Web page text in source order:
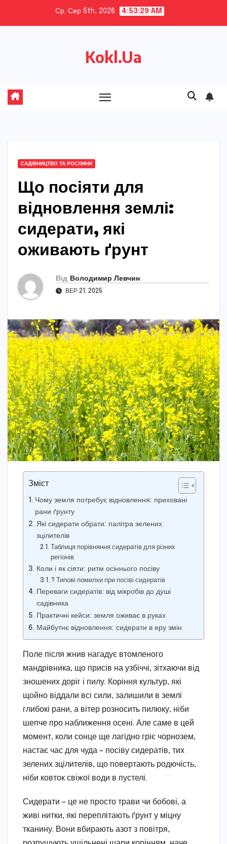
Ср. Сер 5th, 2026 4:53:30 AM
Kokl.Ua
САДІВНИЦТВО ТА РОСЛИНИ
Що посіяти для
відновлення землі:
сидерати, які
оживають ґрунт
Від Володимир Левчин
ВЕР 21, 2025
Зміст
Чому земля потребує відновлення: приховані
рани ґрунту
Які сидерати обрати: палітра зелених
зцілителів
Таблиця порівняння сидератів для різних
регіонів
Коли і як сіяти: ритм осіннього посіву
? Типові помилки при посіві сидератів
Переваги сидератів: від мікробів до душі
садівника
Практичні кейси: земля оживає в руках
Майбутнє відновлення: сидерати в еру змін
Поле після жнив нагадує втомленого
мандрівника, що присів на узбіччі, зітхаючи від
зношених доріг і пилу. Коріння культур, які
щойно віддали всі сили, залишили в землі
глибокі рани, а вітер розносить пилюку, ніби
шепче про наближення осені. Але саме в цей
момент, коли сонце ще лагідно гріє чорнозем,
настає час для чуда – посіву сидератів, тих
зелених зцілителів, що повертають родючість,
ніби ковток свіжої води в пустелі.
Сидерати – це не просто трави чи бобові, а
живі нитки, які переплітають ґрунт у міцну
тканину. Вони вбирають азот з повітря,